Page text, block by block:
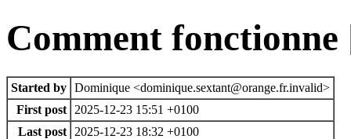
Comment
Started by Dominique <dominique.sextant@orange.fr.invalid>
First post
2025-12-23 15:51 +0100
Last post
2025-12-23 18:32 +0100